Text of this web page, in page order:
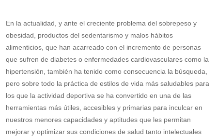
En la actualidad, y ante el creciente problema del sobrepeso y
obesidad, productos del sedentarismo y malos hábitos
alimenticios, que han acarreado con el incremento de personas
que sufren de diabetes o enfermedades cardiovasculares como la
hipertensión, también ha tenido como consecuencia la búsqueda,
pero sobre todo la práctica de estilos de vida más saludables para
los que la actividad deportiva se ha convertido en una de las
herramientas más útiles, accesibles y primarias para inculcar en
nuestros menores capacidades y aptitudes que les permitan
mejorar y optimizar sus condiciones de salud tanto intelectuales